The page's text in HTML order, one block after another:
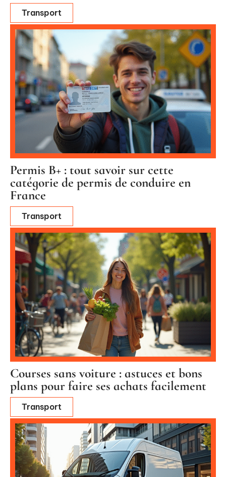
Transport
Permis B+ : tout savoir sur cette
catégorie de permis de conduire en
France
Transport
Courses sans voiture : astuces et bons
plans pour faire ses achats facilement
Transport